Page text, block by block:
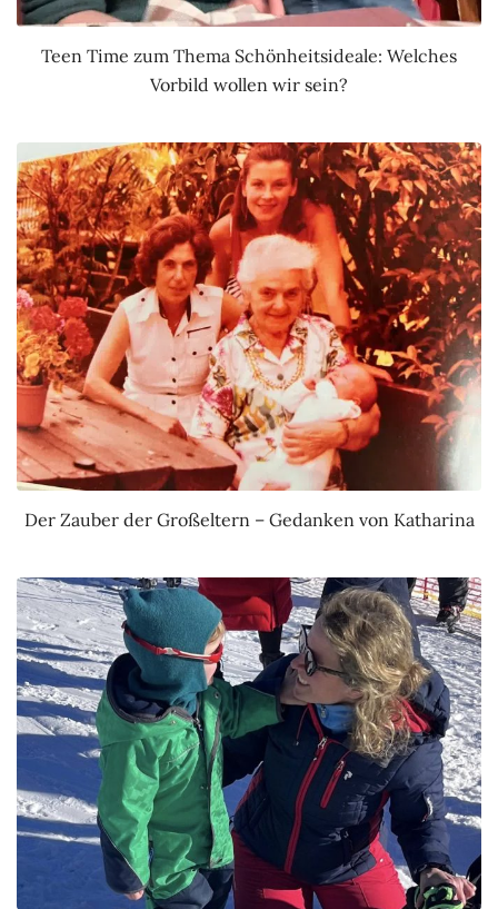
Teen Time zum Thema Schönheitsideale: Welches
Vorbild wollen wir sein?
Der Zauber der Großeltern – Gedanken von Katharina